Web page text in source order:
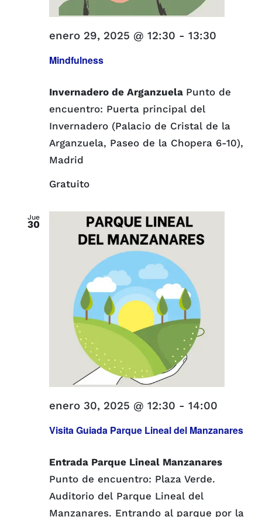
Mindfulness
enero 29, 2025 @ 12:30 - 13:30
Invernadero de Arganzuela Punto de
encuentro: Puerta principal del
Invernadero (Palacio de Cristal de la
Arganzuela, Paseo de la Chopera 6-10),
Madrid
Gratuito
Jue
30
Visita Guiada Parque Lineal del Manzanares
enero 30, 2025 @ 12:30 - 14:00
Entrada Parque Lineal Manzanares
Punto de encuentro: Plaza Verde.
Auditorio del Parque Lineal del
Manzanares. Entrando al parque por la